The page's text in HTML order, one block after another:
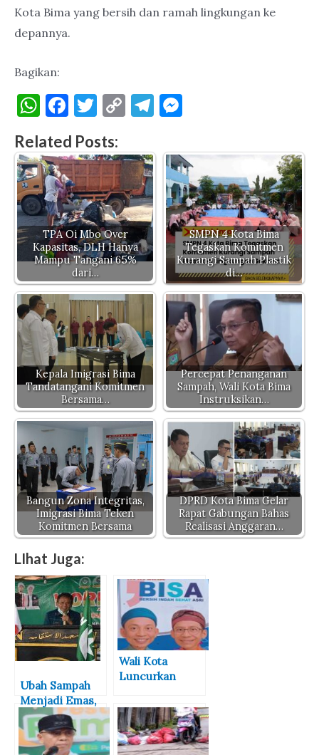
Kota Bima yang bersih dan ramah lingkungan ke
depannya.
Bagikan:
W
at
s
A
p
p
F
a
c
e
b
o
o
k
T
it
te
r
C
p
y
Li
n
k
T
e
gr
m
se
n
g
er
Related Posts:
TPA Oi Mbo Over
Kapasitas, DLH Hanya
Mampu Tangani 65%
dari…
SMPN 4 Kota Bima
Tegaskan Komitmen
Kurangi Sampah Plastik
di…
Kepala Imigrasi Bima
Tandatangani Komitmen
Bersama…
Percepat Penanganan
Sampah, Wali Kota Bima
Instruksikan…
Bangun Zona Integritas,
Imigrasi Bima Teken
Komitmen Bersama
DPRD Kota Bima Gelar
Rapat Gabungan Bahas
Realisasi Anggaran…
LIhat Juga:
Ubah Sampah
Menjadi Emas,
DLHK NTB
Ungkap
Strateginya
Wali Kota
Luncurkan
Bima BISA” di
HUT ke-23,
Dorong Budaya
Hidup Bersih